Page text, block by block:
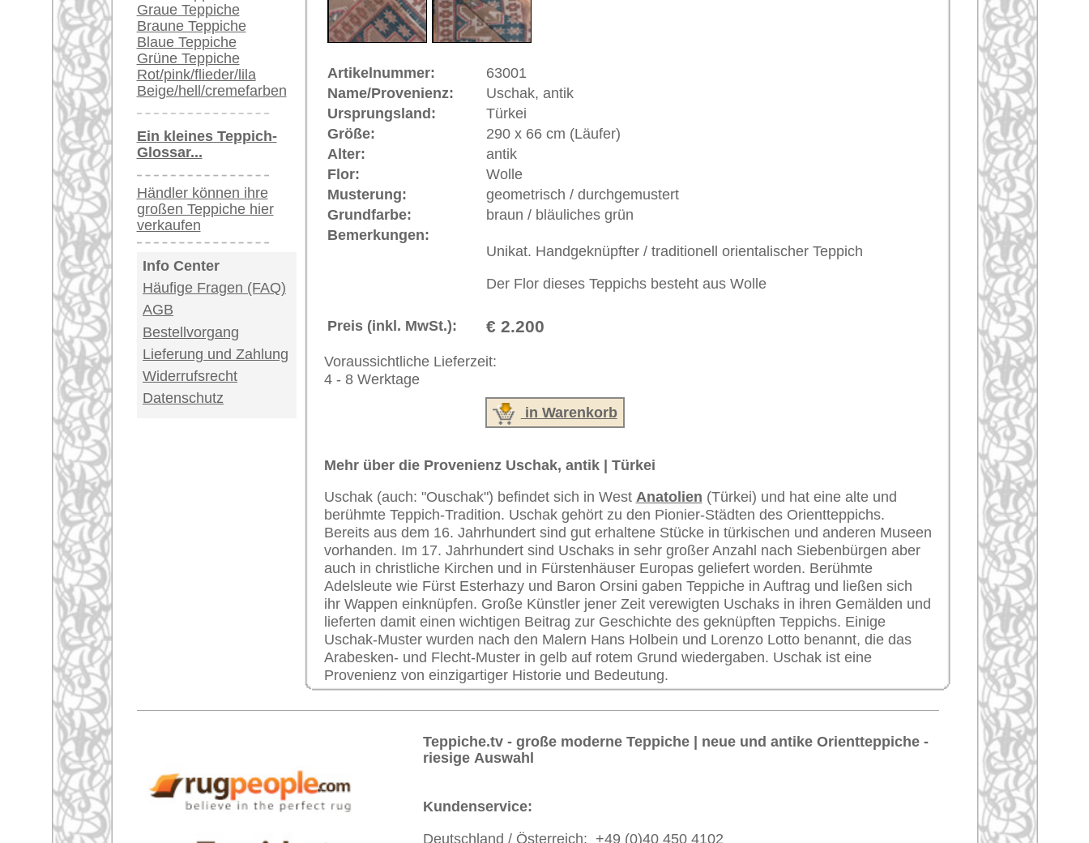
Uschak (auch: "Ouschak") befindet sich in WestAnatolien(Türkei) und hat eine alte und
berühmte Teppich-Tradition. Uschak gehört zu den Pionier-Städten des Orientteppichs.
Bereits aus dem 16. Jahrhundert sind gut erhaltene Stücke in türkischen und anderen Museen
vorhanden. Im 17. Jahrhundert sind Uschaks in sehr großer Anzahl nach Siebenbürgen aber
auch in christliche Kirchen und in Fürstenhäuser Europas geliefert worden. Berühmte
Adelsleute wie Fürst Esterhazy und Baron Orsini gaben Teppiche in Auftrag und ließen sich
ihr Wappen einknüpfen. Große Künstler jener Zeit verewigten Uschaks in ihren Gemälden und
lieferten damit einen wichtigen Beitrag zur Geschichte des geknüpften Teppichs. Einige
Uschak-Muster wurden nach den Malern Hans Holbein und Lorenzo Lotto benannt, die das
Arabesken- und Flecht-Muster in gelb auf rotem Grund wiedergaben. Uschak ist eine
Provenienz von einzigartiger Historie und Bedeutung.
Teppiche.tv - große moderne Teppiche | neue und antike Orientteppiche -
riesige Auswahl
Kundenservice:
Deutschland / Österreich: +49 (0)40 450 4102